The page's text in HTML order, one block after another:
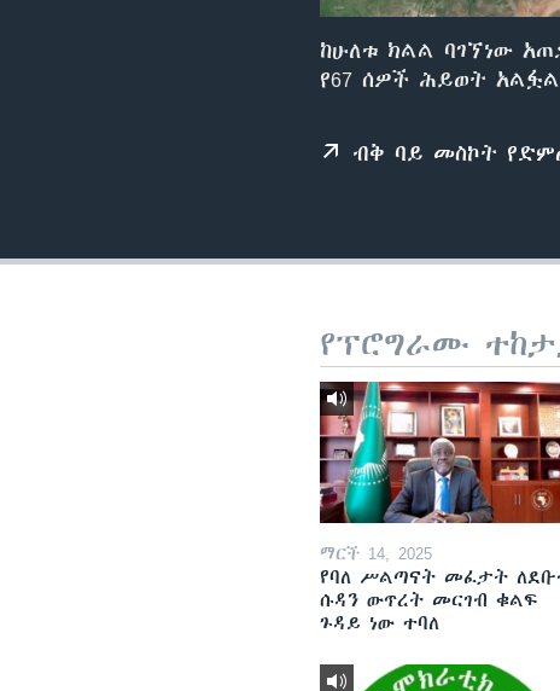
ከሁለቱ ክልል ባገኘነው
የ67 ሰዎች ሕይወት
ብቅ ባይ መስኮት
የፕሮግራሙ
ማርች 14, 2025
የባለ ሥልጣናት መፈታት
ሱዳን ውጥረት መርገብ ቁልፍ
ጉዳይ ነው ተባለ